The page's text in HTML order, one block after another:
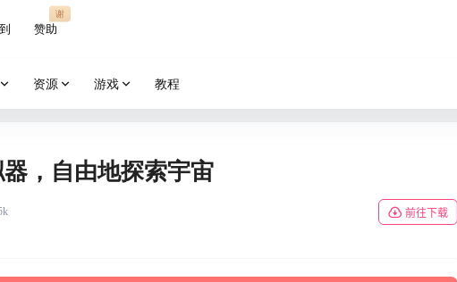
赞助
谢
资源 游戏 教程
，自由地探索宇宙
前往下载